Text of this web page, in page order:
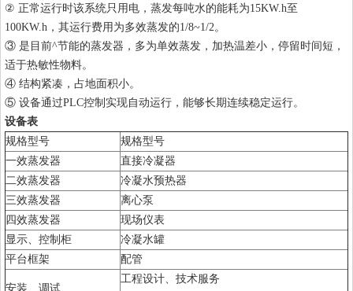
② 正常运行时该系统只用电，蒸发每吨水的能耗为15KW.h至
100KW.h，其运行费用为多效蒸发的1/8~1/2。
③ 是目前^节能的蒸发器，多为单效蒸发，加热温差小，停留时间短，
适于热敏性物料。
④ 结构紧凑，占地面积小。
⑤ 设备通过PLC控制实现自动运行，能够长期连续稳定运行。
设备表
规格型号
规格型号
一效蒸发器
直接冷凝器
二效蒸发器
冷凝水预热器
三效蒸发器
离心泵
四效蒸发器
现场仪表
显示、控制柜
冷凝水罐
平台框架
配管
安装、调试
工程设计、技术服务